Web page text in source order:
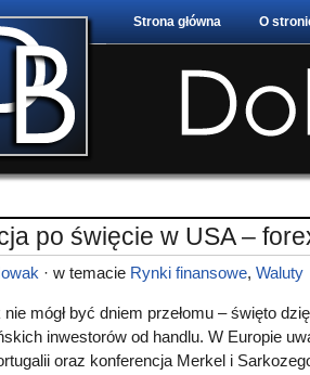
Strona główna O
po święcie w USA –
· w temacie Rynki finansowe, Waluty
mógł być dniem przełomu – święto
inwestorów od handlu. W Europie
oraz konferencja Merkel i